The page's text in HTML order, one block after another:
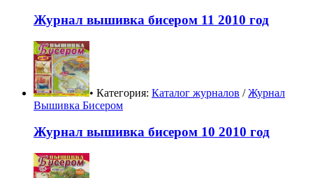
Журнал вышивка бисером 11 2010 год
• Категория: Каталог журналов /Журнал
Вышивка Бисером
Журнал вышивка бисером 10 2010 год